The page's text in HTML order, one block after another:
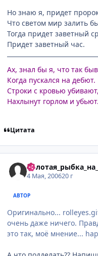
Но знаю я, придет
Что светом мир залить
Тогда придет заветный
Придет заветный час.
Ах, знал бы я, что так
Когда пускался на дебют.
Строки с кровью убивают,
Нахлынут горлом и убьют.
Цитата
4 Мая, 200620 г
АВТОР
Оригинально...
очень даже ничего.
это так, моё мнение...